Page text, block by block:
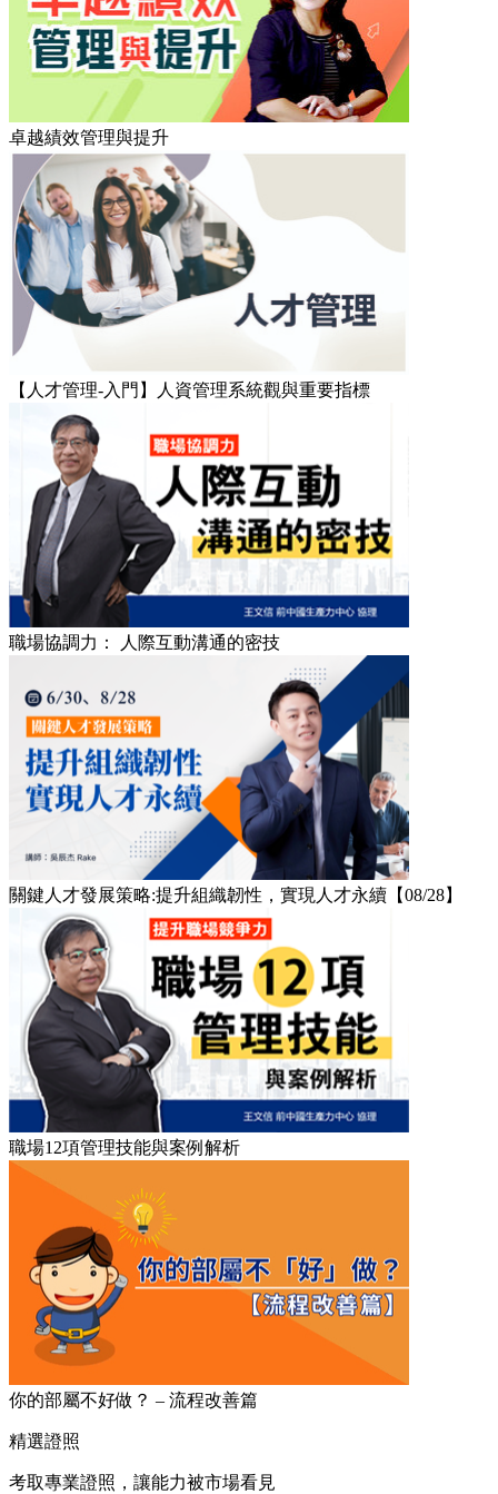
卓越績效管理與提升
【人才管理-入門】人資管理系統觀與重要指標
職場協調力： 人際互動溝通的密技
關鍵人才發展策略:提升組織韌性，實現人才永續【08/28】
職場12項管理技能與案例解析
你的部屬不好做？ – 流程改善篇
精選證照
考取專業證照，讓能力被市場看見